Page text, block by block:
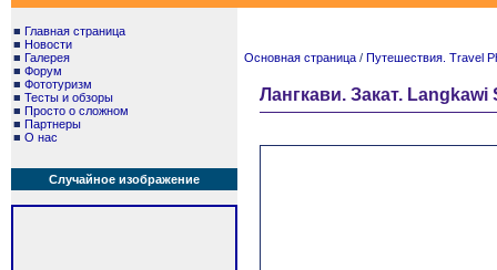
■ Главная страница
■ Новости
■ Галерея
■ Форум
■ Фототуризм
■ Тесты и обзоры
■ Просто о сложном
■ Партнеры
■ О нас
Случайное изображение
Основная страница / Путешествия. Travel
Лангкави. Закат. Langkawi